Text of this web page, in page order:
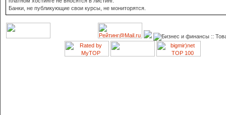
Банки, не публикующие свои курсы, не мониторятся.